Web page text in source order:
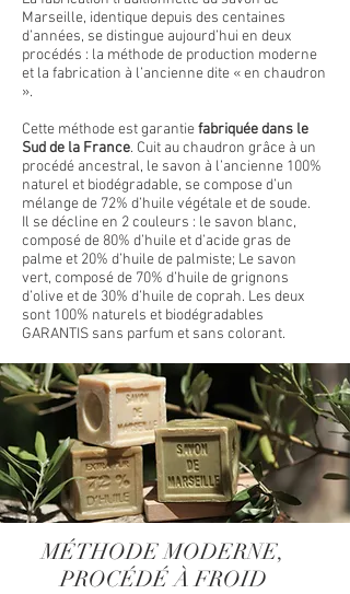
Marseille, identique depuis des centaines
d’années, se distingue aujourd’hui en deux
procédés : la méthode de production moderne
et la fabrication à l’ancienne dite « en chaudron
».
Cette méthode est garantiefabriquée dans le
Sud de la France. Cuit au chaudron grâce à un
procédé ancestral, le savon à l’ancienne 100%
naturel et biodégradable, se compose d’un
mélange de 72% d’huile végétale et de soude.
Il se décline en 2 couleurs : le savon blanc,
composé de 80% d’huile et d’acide gras de
palme et 20% d’huile de palmiste; Le savon
vert, composé de 70% d’huile de grignons
d’olive et de 30% d’huile de coprah. Les deux
sont 100% naturels et biodégradables
GARANTIS sans parfum et sans colorant.
MÉTHODE MODERNE,
PROCÉDÉ À FROID